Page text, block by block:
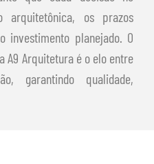
os prazos
investimento planejado. O
A9 Arquitetura é o elo entre
garantindo qualidade,